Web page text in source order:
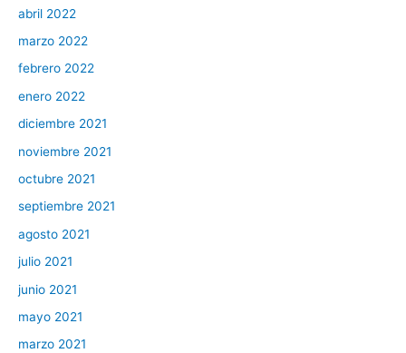
abril 2022
marzo 2022
febrero 2022
enero 2022
diciembre 2021
noviembre 2021
octubre 2021
septiembre 2021
agosto 2021
julio 2021
junio 2021
mayo 2021
marzo 2021